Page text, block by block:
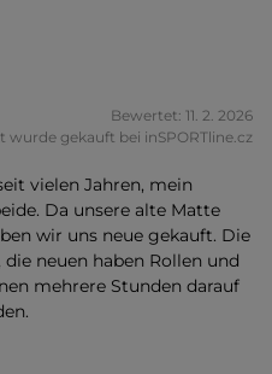
Bewertet: 11. 2. 2026
wurde gekauft bei inSPORTline.cz
vielen Jahren, mein
Da unsere alte Matte
wir uns neue gekauft. Die
neuen haben Rollen und
mehrere Stunden darauf